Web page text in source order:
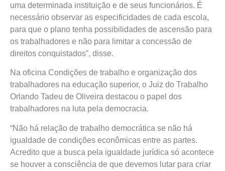
uma determinada instituição e de seus funcionários. É
necessário observar as especificidades de cada escola,
para que o plano tenha possibilidades de ascensão para
os trabalhadores e não para limitar a concessão de
direitos conquistados”, disse.
Na oficina Condições de trabalho e organização dos
trabalhadores na educação superior, o Juiz do Trabalho
Orlando Tadeu de Oliveira destacou o papel dos
trabalhadores na luta pela democracia.
“Não há relação de trabalho democrática se não há
igualdade de condições econômicas entre as partes.
Acredito que a busca pela igualdade jurídica só acontece
se houver a consciência de que devemos lutar para criar